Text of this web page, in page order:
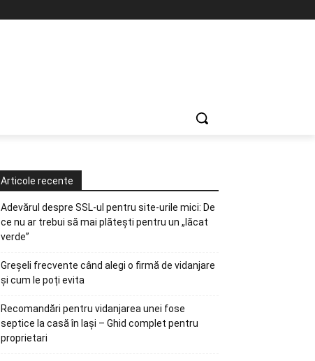
Articole recente
Adevărul despre SSL-ul pentru site-urile mici: De
ce nu ar trebui să mai plătești pentru un „lăcat
verde”
Greșeli frecvente când alegi o firmă de vidanjare
și cum le poți evita
Recomandări pentru vidanjarea unei fose
septice la casă în Iași – Ghid complet pentru
proprietari